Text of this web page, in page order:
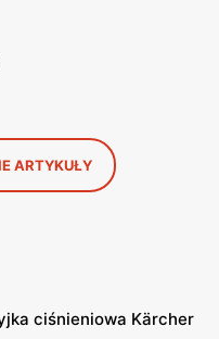
ARTYKUŁY
ciśnieniowa Kärcher